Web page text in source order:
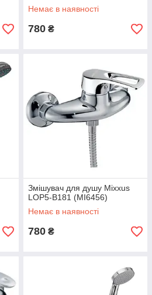
Немає в наявності
780 ₴
Змішувач для душу Mixxus
LOP5-B181 (MI6456)
Немає в наявності
780 ₴